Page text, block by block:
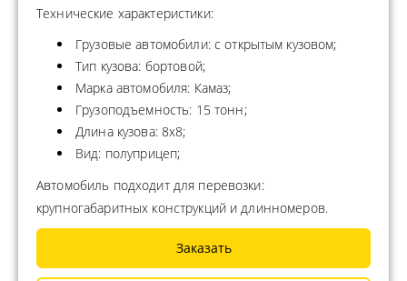
Технические характеристики:
Грузовые автомобили: с открытым кузовом;
Тип кузова: бортовой;
Марка автомобиля: Камаз;
Грузоподъемность: 15 тонн;
Длина кузова: 8х8;
Вид: полуприцеп;
Автомобиль подходит для перевозки:
крупногабаритных конструкций и длинномеров.
Заказать